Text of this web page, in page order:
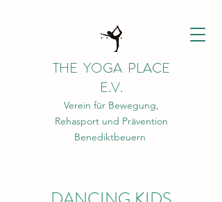
THE YOGA PLACE
E.V.
Verein für Bewegung,
Rehasport und Prävention
Benediktbeuern